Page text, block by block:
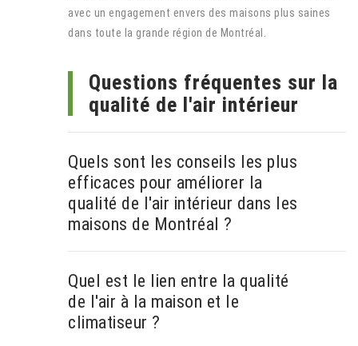
avec un engagement envers des maisons plus saines
dans toute la grande région de Montréal.
Questions fréquentes sur la
qualité de l'air intérieur
Quels sont les conseils les plus
efficaces pour améliorer la
qualité de l'air intérieur dans les
maisons de Montréal ?
Quel est le lien entre la qualité
de l'air à la maison et le
climatiseur ?